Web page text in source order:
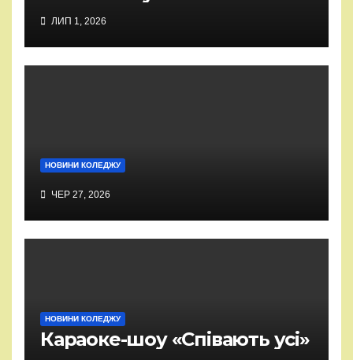
ЛИП 1, 2026
НОВИНИ КОЛЕДЖУ
ЧЕР 27, 2026
НОВИНИ КОЛЕДЖУ
Караоке-шоу «Співають усі»